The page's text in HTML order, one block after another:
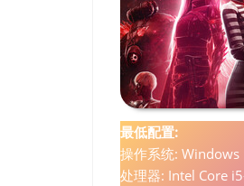
最低配置:
操作系统:
处理器: Intel Core